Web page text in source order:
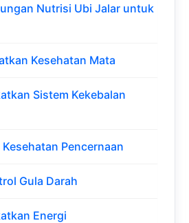
Nutrisi Ubi Jalar untuk
Kesehatan Mata
Sistem Kekebalan
Pencernaan
Gula Darah
Energi